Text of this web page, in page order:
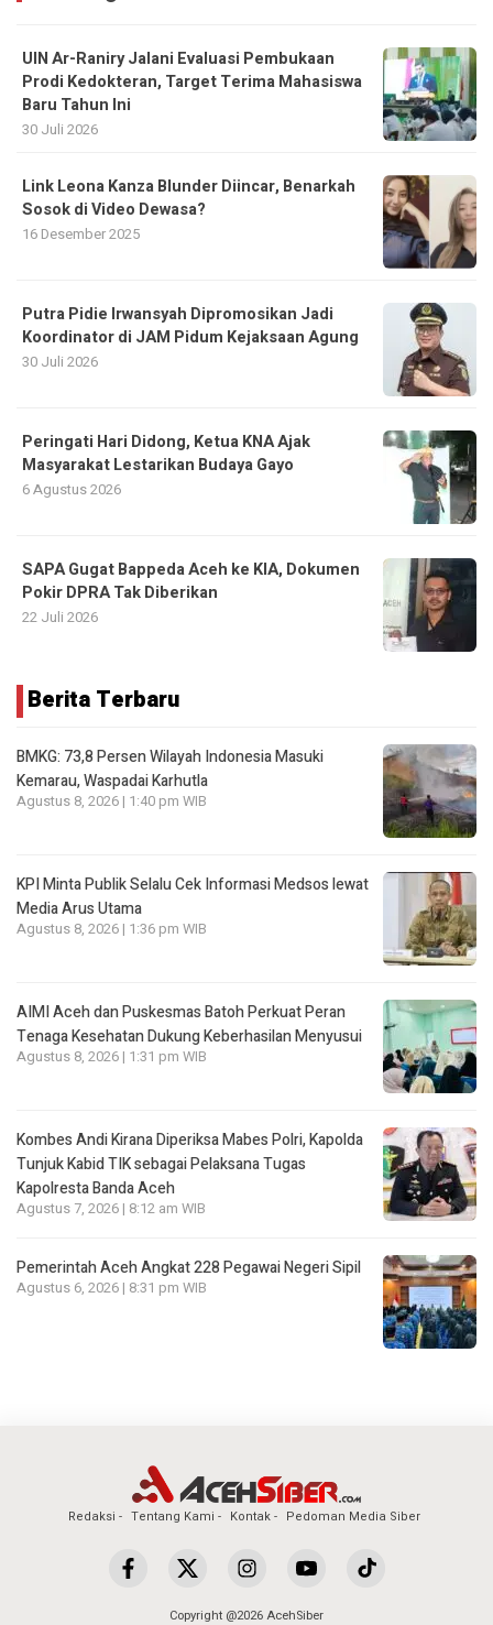
UIN Ar-Raniry Jalani Evaluasi Pembukaan
Prodi Kedokteran, Target Terima Mahasiswa
Baru Tahun Ini
30 Juli 2026
Link Leona Kanza Blunder Diincar, Benarkah
Sosok di Video Dewasa?
16 Desember 2025
Putra Pidie Irwansyah Dipromosikan Jadi
Koordinator di JAM Pidum Kejaksaan Agung
30 Juli 2026
Peringati Hari Didong, Ketua KNA Ajak
Masyarakat Lestarikan Budaya Gayo
6 Agustus 2026
SAPA Gugat Bappeda Aceh ke KIA, Dokumen
Pokir DPRA Tak Diberikan
22 Juli 2026
Berita Terbaru
BMKG: 73,8 Persen Wilayah Indonesia Masuki
Kemarau, Waspadai Karhutla
Agustus 8, 2026 | 1:40 pm WIB
KPI Minta Publik Selalu Cek Informasi Medsos lewat
Media Arus Utama
Agustus 8, 2026 | 1:36 pm WIB
AIMI Aceh dan Puskesmas Batoh Perkuat Peran
Tenaga Kesehatan Dukung Keberhasilan Menyusui
Agustus 8, 2026 | 1:31 pm WIB
Kombes Andi Kirana Diperiksa Mabes Polri, Kapolda
Tunjuk Kabid TIK sebagai Pelaksana Tugas
Kapolresta Banda Aceh
Agustus 7, 2026 | 8:12 am WIB
Pemerintah Aceh Angkat 228 Pegawai Negeri Sipil
Agustus 6, 2026 | 8:31 pm WIB
Redaksi Tentang Kami Kontak Pedoman Media Siber
Copyright @2026 AcehSiber